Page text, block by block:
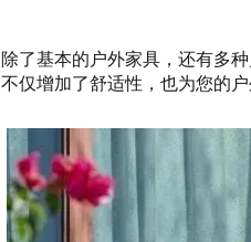
除了基本的户外家具，还有多
不仅增加了舒适性，也为您的